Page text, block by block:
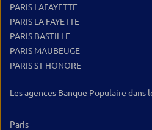
PARIS LAFAYETTE
PARIS LA FAYETTE
PARIS BASTILLE
PARIS MAUBEUGE
PARIS ST HONORE
Les agences Banque Populaire dans
Paris